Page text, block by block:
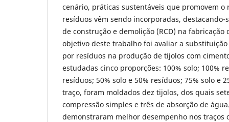
cenário, práticas sustentáveis que promovem o
resíduos vêm sendo incorporadas,
de construção e demolição (RCD) na fabricação
objetivo deste trabalho foi avaliar a
por resíduos na produção de tijolos com
estudadas cinco proporções: 100% solo; 100%
resíduos; 50% solo e 50% resíduos; 75% solo e
traço, foram moldados dez tijolos, dos quais
compressão simples e três de absorção de
demonstraram melhor desempenho nos traços